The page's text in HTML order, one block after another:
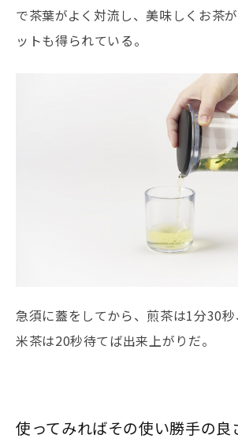
で茶葉がよく対流し、美味しくお茶
ットも得られている。
急須に蓋をしてから、煎茶は1分30
米茶は20秒待てば出来上がりだ。
使ってみればその使い勝手の良